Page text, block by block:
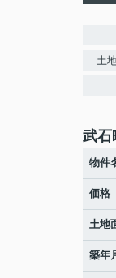
土
武
物件
価格
土地
築年